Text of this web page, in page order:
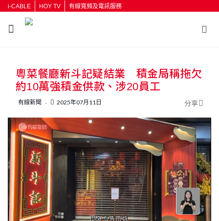
i-CABLE HOY TV 有線寬頻及電訊服務
按輸入鍵開始搜尋
粵菜餐廳新斗記疑結業 積金局稱拖欠
約10萬強積金供款、涉20員工
有線新聞 2025年07月11日 分享